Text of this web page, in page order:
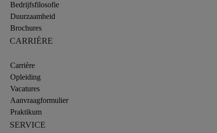
Bedrijfsfilosofie
Duurzaamheid
Brochures
CARRIÈRE
Carrière
Opleiding
Vacatures
Aanvraagformulier
Praktikum
SERVICE